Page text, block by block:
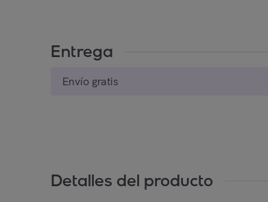
Entrega
Envío gratis
Detalles del producto